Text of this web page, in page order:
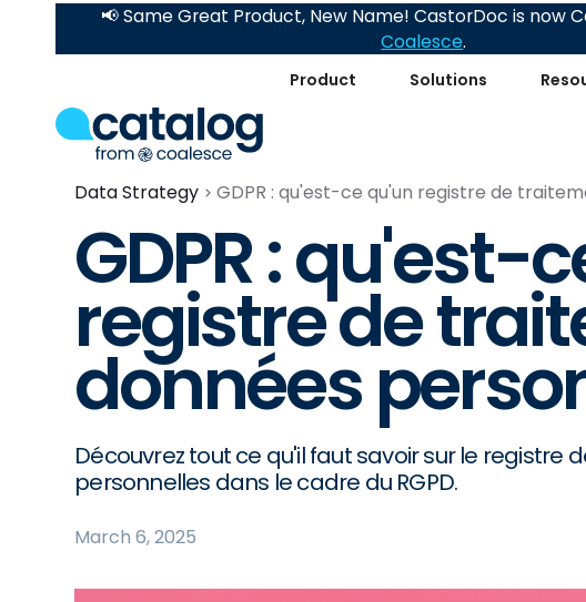
Product Solutions
📢 Same Great Product, New Name! CastorDoc is now
Coalesce.
Data Strategy GDPR : qu'est-ce qu'un registre de
GDPR : qu'est-
registre de
données
Découvrez tout ce qu'il faut savoir sur le registre
personnelles dans le cadre du RGPD.
March 6, 2025